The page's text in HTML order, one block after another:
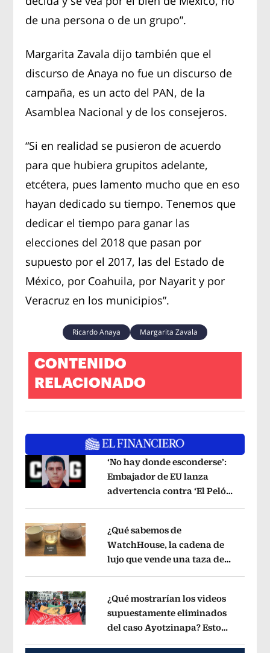
de una persona o de un grupo”.
Margarita Zavala dijo también que el
discurso de Anaya no fue un discurso de
campaña, es un acto del PAN, de la
Asamblea Nacional y de los consejeros.
“Si en realidad se pusieron de acuerdo
para que hubiera grupitos adelante,
etcétera, pues lamento mucho que en eso
hayan dedicado su tiempo. Tenemos que
dedicar el tiempo para ganar las
elecciones del 2018 que pasan por
supuesto por el 2017, las del Estado de
México, por Coahuila, por Nayarit y por
Veracruz en los municipios”.
Ricardo Anaya Margarita Zavala
CONTENIDO
RELACIONADO
Opens in new window
‘No hay donde esconderse’:
Embajador de EU lanza
advertencia contra ‘El Pelón’,
Opens in new window
¿Qué sabemos de
WatchHouse, la cadena de
lujo que vende una taza de
Opens in new window
¿Qué mostrarían los videos
supuestamente eliminados
del caso Ayotzinapa? Esto